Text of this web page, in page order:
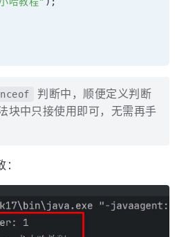
判断中，顺便定义判断
块中只接使用即可，无需再手